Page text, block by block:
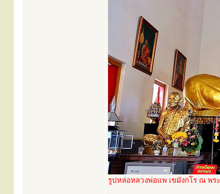
รูปหล่อหลวงพ่อแพ เขมังกโร ณ พ